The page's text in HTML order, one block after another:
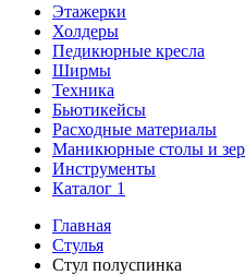
Этажерки
Холдеры
Педикюрные кресла
Ширмы
Техника
Бьютикейсы
Расходные материалы
Маникюрные столы и
Инструменты
Каталог 1
Главная
Стулья
Стул полуспинка